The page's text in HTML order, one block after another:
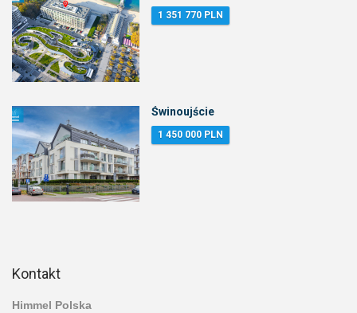
1 351 770 PLN
Świnoujście
1 450 000 PLN
Kontakt
Himmel Polska